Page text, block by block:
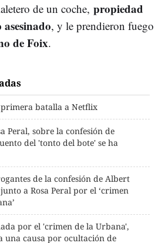
de un coche, propiedad
, y le prendieron fuego
de Foix.
primera batalla a Netflix
Peral, sobre la confesión de
del 'tonto del bote' se ha
de la confesión de Albert
a Rosa Peral por el ‘crimen
por el 'crimen de la Urbana',
una causa por ocultación de